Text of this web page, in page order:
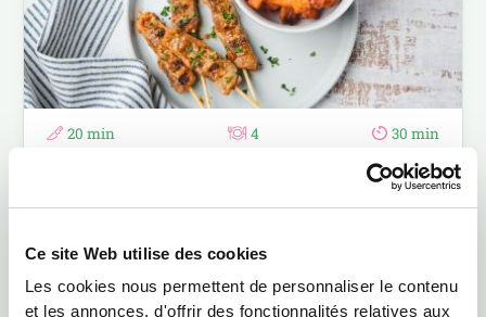
Ce site Web utilise des cookies
Les cookies nous permettent de personnaliser le contenu
et les annonces, d'offrir des fonctionnalités relatives aux
20 min 4 30 min
Brochettes d’agneau, ketchup et patates douces
Brochettes d’agneau ketchup et patates douces : une recette
simple et gourmande.